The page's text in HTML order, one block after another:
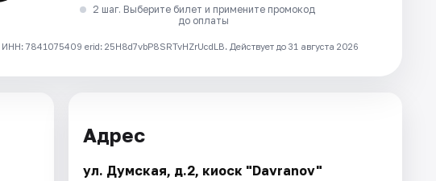
2 шаг. Выберите билет и примените промокод
до оплаты
7841075409 erid: 25H8d7vbP8SRTvHZrUcdLB. Действует до 31 августа 2026
Адрес
ул. Думская, д.2, киоск "Davranov"